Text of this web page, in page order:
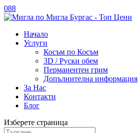
088
Начало
Услуги
Косъм по Косъм
3D / Руски обем
Перманентен грим
Допълнителна информация
За Нас
Контакти
Блог
Изберете страница